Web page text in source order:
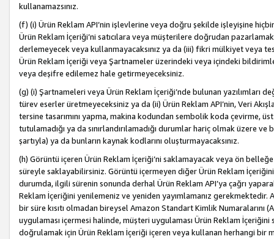
kullanamazsınız.
(f) (i) Ürün Reklam API’nin işlevlerine veya doğru şekilde işleyişine
Ürün Reklam İçeriği’ni satıcılara veya müşterilere doğrudan
derlemeyecek veya kullanmayacaksınız ya da (iii) fikri mülkiyet veya
Ürün Reklam İçeriği veya Şartnameler üzerindeki veya içindeki
veya deşifre edilemez hale getirmeyeceksiniz.
(g) (i) Şartnameleri veya Ürün Reklam İçeriği’nde bulunan
türev eserler üretmeyeceksiniz ya da (ii) Ürün Reklam API’nin, Veri
tersine tasarımını yapma, makina kodundan sembolik koda çevirme,
tutulamadığı ya da sınırlandırılamadığı durumlar hariç olmak üzere
şartıyla) ya da bunların kaynak kodlarını oluşturmayacaksınız.
(h) Görüntü içeren Ürün Reklam İçeriği’ni saklamayacak veya ön
süreyle saklayabilirsiniz. Görüntü içermeyen diğer Ürün Reklam
durumda, ilgili sürenin sonunda derhal Ürün Reklam API’ya çağrı
Reklam İçeriğini yenilemeniz ve yeniden yayımlamanız gerekmektedir.
bir süre kısıtı olmadan bireysel Amazon Standart Kimlik Numaralarını
uygulaması içermesi halinde, müşteri uygulaması Ürün Reklam
doğrulamak için Ürün Reklam İçeriği içeren veya kullanan herhangi bir